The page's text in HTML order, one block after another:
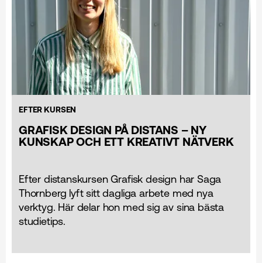
EFTER KURSEN
GRAFISK DESIGN PÅ DISTANS – NY
KUNSKAP OCH ETT KREATIVT NÄTVERK
Efter distanskursen Grafisk design har Saga
Thornberg lyft sitt dagliga arbete med nya
verktyg. Här delar hon med sig av sina bästa
studietips.